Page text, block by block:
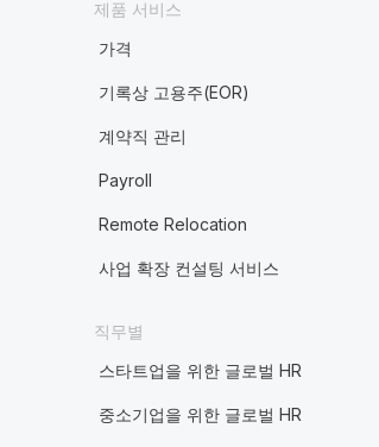
제품 서비스
가격
기록상 고용주(EOR)
계약직 관리
Payroll
Remote Relocation
사업 확장 컨설팅 서비스
직무별
스타트업을 위한 글로벌 HR
중소기업을 위한 글로벌 HR